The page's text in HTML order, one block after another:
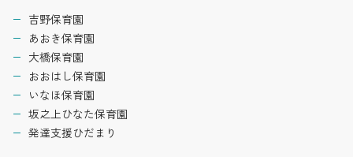
吉野保育園
あおき保育園
大橋保育園
おおはし保育園
いなほ保育園
坂之上ひなた保育園
発達支援ひだまり